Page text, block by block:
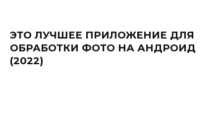
ЭТО ЛУЧШЕЕ ПРИЛОЖЕНИЕ ДЛЯ
ОБРАБОТКИ ФОТО НА АНДРОИД
(2022)